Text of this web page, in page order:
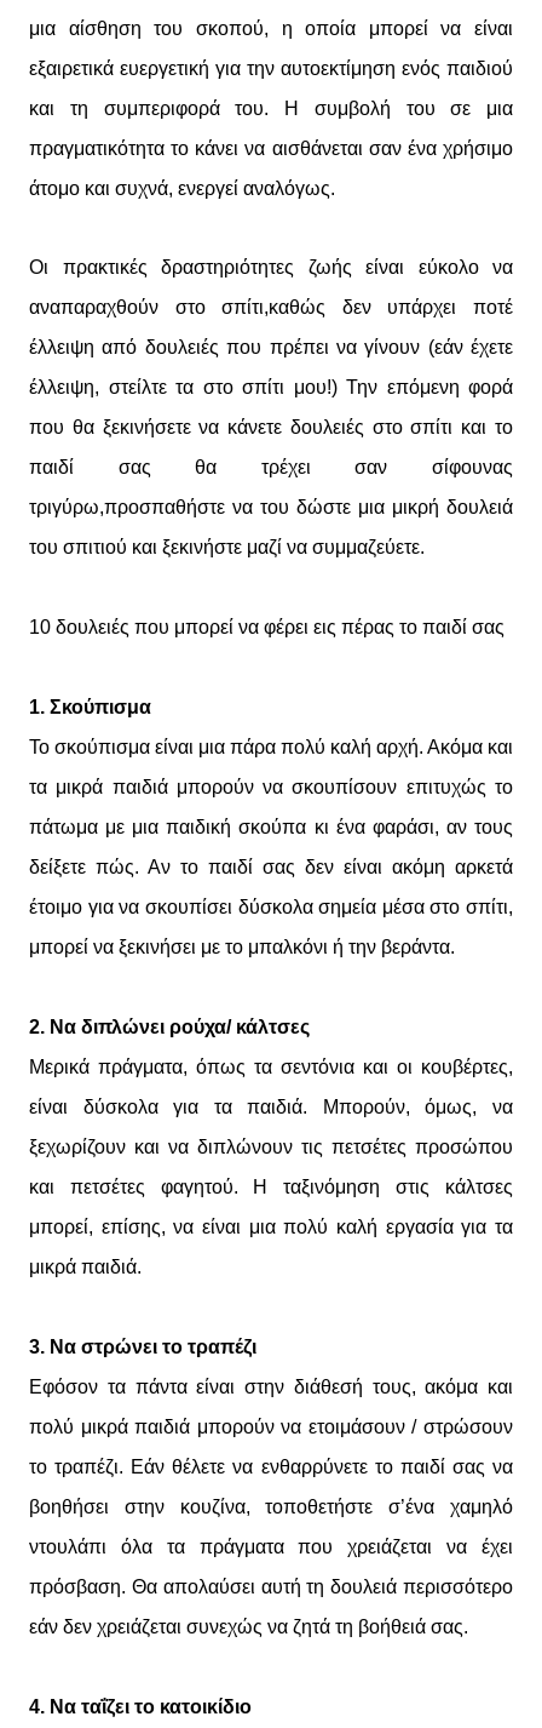
μια αίσθηση του σκοπού, η οποία μπορεί να είναι
εξαιρετικά ευεργετική για την αυτοεκτίμηση ενός παιδιού
και τη συμπεριφορά του. Η συμβολή του σε μια
πραγματικότητα το κάνει να αισθάνεται σαν ένα χρήσιμο
άτομο και συχνά, ενεργεί αναλόγως.
Οι πρακτικές δραστηριότητες ζωής είναι εύκολο να
αναπαραχθούν στο σπίτι,καθώς δεν υπάρχει ποτέ
έλλειψη από δουλειές που πρέπει να γίνουν (εάν έχετε
έλλειψη, στείλτε τα στο σπίτι μου!) Την επόμενη φορά
που θα ξεκινήσετε να κάνετε δουλειές στο σπίτι και το
παιδί σας θα τρέχει σαν σίφουνας
τριγύρω,προσπαθήστε να του δώστε μια μικρή δουλειά
του σπιτιού και ξεκινήστε μαζί να συμμαζεύετε.
10 δουλειές που μπορεί να φέρει εις πέρας το παιδί σας
1. Σκούπισμα
Το σκούπισμα είναι μια πάρα πολύ καλή αρχή. Ακόμα και
τα μικρά παιδιά μπορούν να σκουπίσουν επιτυχώς το
πάτωμα με μια παιδική σκούπα κι ένα φαράσι, αν τους
δείξετε πώς. Αν το παιδί σας δεν είναι ακόμη αρκετά
έτοιμο για να σκουπίσει δύσκολα σημεία μέσα στο σπίτι,
μπορεί να ξεκινήσει με το μπαλκόνι ή την βεράντα.
2. Να διπλώνει ρούχα/ κάλτσες
Μερικά πράγματα, όπως τα σεντόνια και οι κουβέρτες,
είναι δύσκολα για τα παιδιά. Μπορούν, όμως, να
ξεχωρίζουν και να διπλώνουν τις πετσέτες προσώπου
και πετσέτες φαγητού. Η ταξινόμηση στις κάλτσες
μπορεί, επίσης, να είναι μια πολύ καλή εργασία για τα
μικρά παιδιά.
3. Να στρώνει το τραπέζι
Εφόσον τα πάντα είναι στην διάθεσή τους, ακόμα και
πολύ μικρά παιδιά μπορούν να ετοιμάσουν / στρώσουν
το τραπέζι. Εάν θέλετε να ενθαρρύνετε το παιδί σας να
βοηθήσει στην κουζίνα, τοποθετήστε σ’ένα χαμηλό
ντουλάπι όλα τα πράγματα που χρειάζεται να έχει
πρόσβαση. Θα απολαύσει αυτή τη δουλειά περισσότερο
εάν δεν χρειάζεται συνεχώς να ζητά τη βοήθειά σας.
4. Να ταΐζει το κατοικίδιο